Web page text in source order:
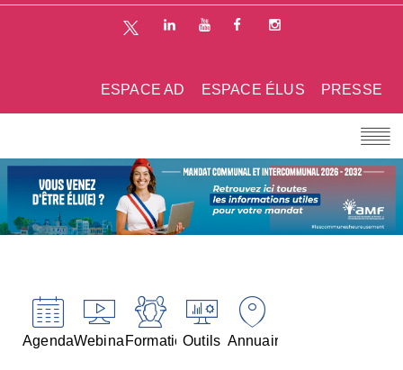
PRESSE
ESPACE ÉLUS
ESPACE AD
AgendaWebinairesFormationsOutils Annuaires